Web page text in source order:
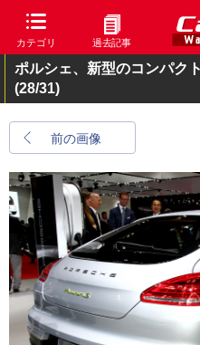
カテゴリ 過去記事
ポルシェ、新型のコンパク
(28/31)
前の画像